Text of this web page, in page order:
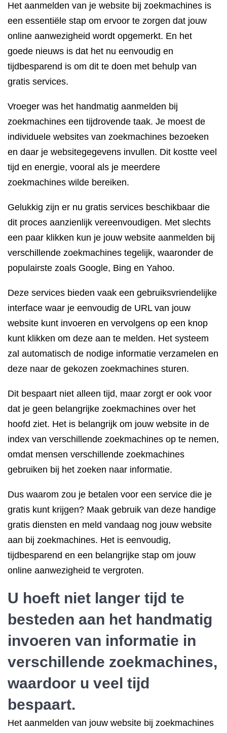
Het aanmelden van je website bij zoekmachines is
een essentiële stap om ervoor te zorgen dat jouw
online aanwezigheid wordt opgemerkt. En het
goede nieuws is dat het nu eenvoudig en
tijdbesparend is om dit te doen met behulp van
gratis services.
Vroeger was het handmatig aanmelden bij
zoekmachines een tijdrovende taak. Je moest de
individuele websites van zoekmachines bezoeken
en daar je websitegegevens invullen. Dit kostte veel
tijd en energie, vooral als je meerdere
zoekmachines wilde bereiken.
Gelukkig zijn er nu gratis services beschikbaar die
dit proces aanzienlijk vereenvoudigen. Met slechts
een paar klikken kun je jouw website aanmelden bij
verschillende zoekmachines tegelijk, waaronder de
populairste zoals Google, Bing en Yahoo.
Deze services bieden vaak een gebruiksvriendelijke
interface waar je eenvoudig de URL van jouw
website kunt invoeren en vervolgens op een knop
kunt klikken om deze aan te melden. Het systeem
zal automatisch de nodige informatie verzamelen en
deze naar de gekozen zoekmachines sturen.
Dit bespaart niet alleen tijd, maar zorgt er ook voor
dat je geen belangrijke zoekmachines over het
hoofd ziet. Het is belangrijk om jouw website in de
index van verschillende zoekmachines op te nemen,
omdat mensen verschillende zoekmachines
gebruiken bij het zoeken naar informatie.
Dus waarom zou je betalen voor een service die je
gratis kunt krijgen? Maak gebruik van deze handige
gratis diensten en meld vandaag nog jouw website
aan bij zoekmachines. Het is eenvoudig,
tijdbesparend en een belangrijke stap om jouw
online aanwezigheid te vergroten.
U hoeft niet langer tijd te
besteden aan het handmatig
invoeren van informatie in
verschillende zoekmachines,
waardoor u veel tijd
bespaart.
Het aanmelden van jouw website bij zoekmachines